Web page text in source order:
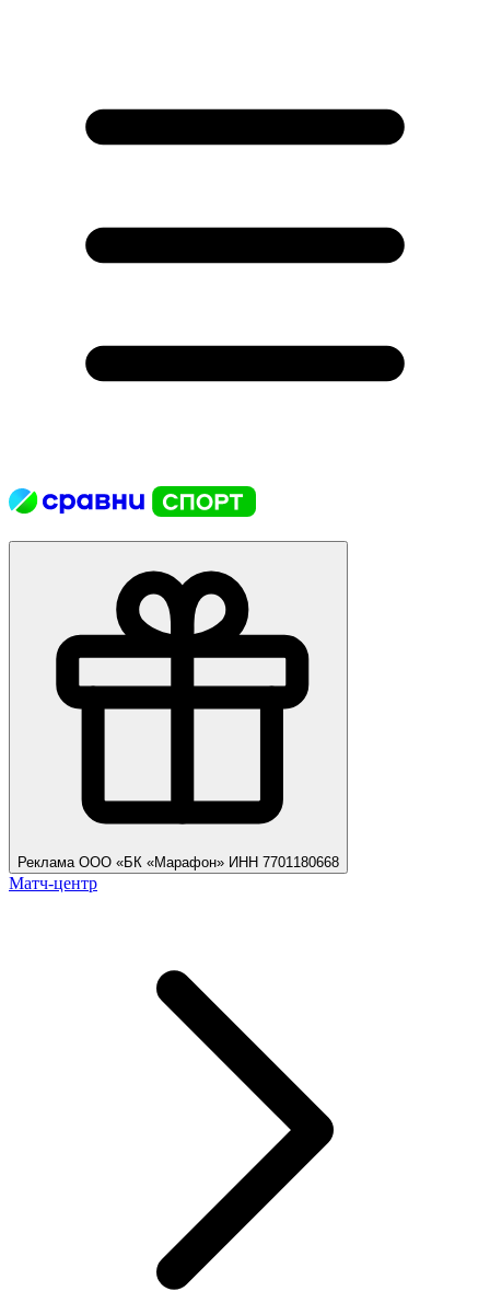
Реклама ООО «БК «Марафон» ИНН 7701180668
Матч-центр